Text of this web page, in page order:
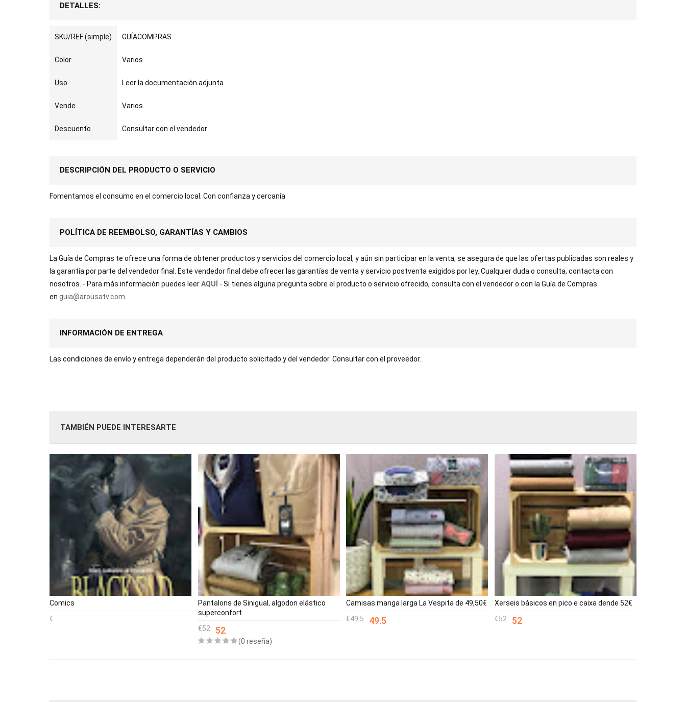
DETALLES:
SKU/REF (simple) GUÍACOMPRAS
Color Varios
Uso Leer la documentación adjunta
Vende Varios
Descuento Consultar con el vendedor
DESCRIPCIÓN DEL PRODUCTO O SERVICIO
Fomentamos el consumo en el comercio local. Con confianza y cercanía
POLÍTICA DE REEMBOLSO, GARANTÍAS Y CAMBIOS
La Guía de Compras te ofrece una forma de obtener productos y servicios del comercio local, y aún sin participar en la venta, se asegura de que las ofertas publicadas son reales y
la garantía por parte del vendedor final. Este vendedor final debe ofrecer las garantías de venta y servicio postventa exigidos por ley. Cualquier duda o consulta, contacta con
nosotros. - Para más información puedes leerAQUÍ - Si tienes alguna pregunta sobre el producto o servicio ofrecido, consulta con el vendedor o con la Guía de Compras
en guia@arousatv.com
INFORMACIÓN DE ENTREGA
Las condiciones de envío y entrega dependerán del producto solicitado y del vendedor. Consultar con el proveedor.
TAMBIÉN PUEDE INTERESARTE
Comics
Pantalons de Sinigual, algodon elástico
superconfort
52
52
(0 reseña)
Camisas manga larga La Vespita de 49,50€
49.5
49.5
Xerseis básicos en pico e caixa dende 52€
52
52
TABLE
BOOKI
NG